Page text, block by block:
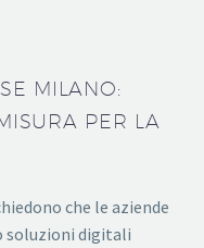
MILANO:
PER LA
che le aziende
soluzioni digitali